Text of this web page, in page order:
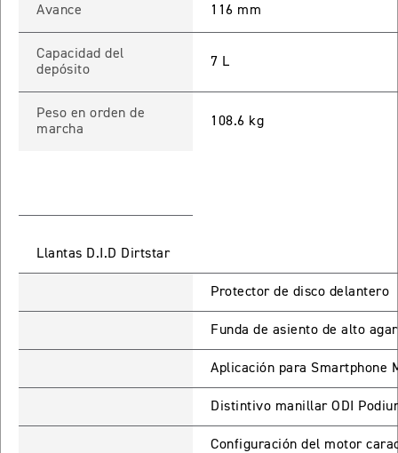
Precio desde $9.790.000
Precio desde $10.090.000
Precio desde $11.690.000
Precio desde $11.390.000
Avance 116 mm
Capacidad del
depósito
7 L
Peso en orden de
marcha
108.6 kg
Llantas D.I.D Dirtstar
Protector de disco delantero
Funda de asiento de alto
Aplicación para Smartphone
Distintivo manillar ODI
Configuración del motor